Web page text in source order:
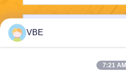
VBE
7:21 AM